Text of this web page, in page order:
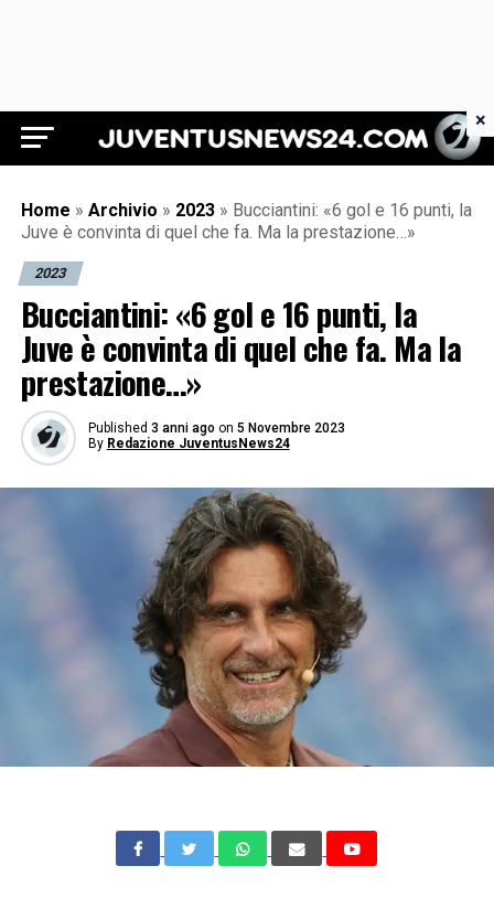
Juventus News 24
Home » Archivio » 2023 » Bucciantini: «6 gol e 16 punti, la
Juve è convinta di quel che fa. Ma la prestazione…»
2023
Bucciantini: «6 gol e 16 punti, la
Juve è convinta di quel che fa. Ma la
prestazione…»
Published 3 anni ago on 5 Novembre 2023
By Redazione JuventusNews24
×